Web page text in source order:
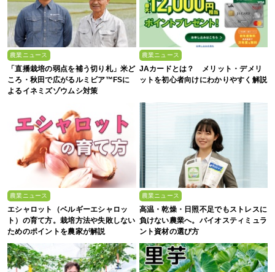
農業ニュース
「直播栽培の弱点を補う切り札」米ど
ころ・秋田で広がるルミビア™FSに
よるイネミズゾウムシ対策
農業ニュース
JAカードとは？ メリット・デメリ
ットを初心者向けにわかりやすく解説
農業ニュース
エシャロット（ベルギーエシャロッ
ト）の育て方。栽培方法や失敗しない
ためのポイントを農家が解説
農業ニュース
高温・乾燥・日照不足でもストレスに
負けない農業へ。バイオスティミュラ
ント資材の選び方